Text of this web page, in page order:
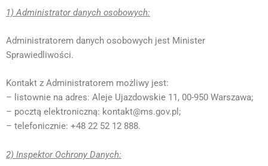
1) Administrator danych osobowych:
Administratorem danych osobowych jest Minister
Sprawiedliwości.
Kontakt z Administratorem możliwy jest:
– listownie na adres: Aleje Ujazdowskie 11, 00-950 Warszawa;
– pocztą elektroniczną: kontakt@ms.gov.pl;
– telefonicznie: +48 22 52 12 888.
2) Inspektor Ochrony Danych: